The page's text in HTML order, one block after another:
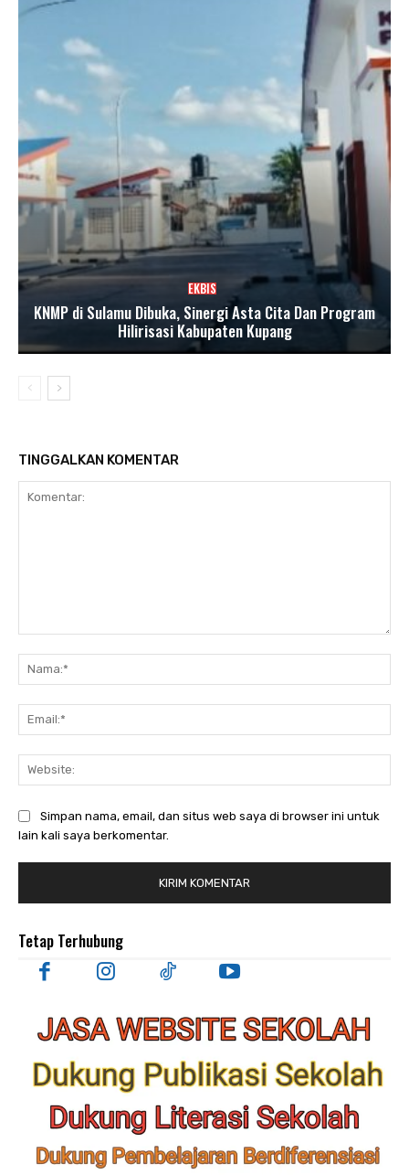
EKBIS
KNMP di Sulamu Dibuka, Sinergi Asta Cita Dan Program
Hilirisasi Kabupaten Kupang
TINGGALKAN KOMENTAR
Simpan nama, email, dan situs web saya di browser ini untuk
lain kali saya berkomentar.
Tetap Terhubung